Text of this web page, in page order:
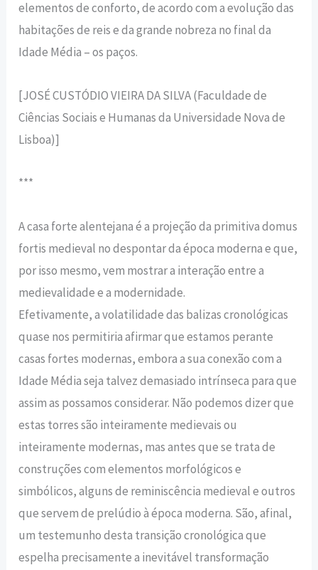
elementos de conforto, de acordo com a evolução das
habitações de reis e da grande nobreza no final da
Idade Média – os paços.
[JOSÉ CUSTÓDIO VIEIRA DA SILVA (Faculdade de
Ciências Sociais e Humanas da Universidade Nova de
Lisboa)]
***
A casa forte alentejana é a projeção da primitiva domus
fortis medieval no despontar da época moderna e que,
por isso mesmo, vem mostrar a interação entre a
medievalidade e a modernidade.
Efetivamente, a volatilidade das balizas cronológicas
quase nos permitiria afirmar que estamos perante
casas fortes modernas, embora a sua conexão com a
Idade Média seja talvez demasiado intrínseca para que
assim as possamos considerar. Não podemos dizer que
estas torres são inteiramente medievais ou
inteiramente modernas, mas antes que se trata de
construções com elementos morfológicos e
simbólicos, alguns de reminiscência medieval e outros
que servem de prelúdio à época moderna. São, afinal,
um testemunho desta transição cronológica que
espelha precisamente a inevitável transformação